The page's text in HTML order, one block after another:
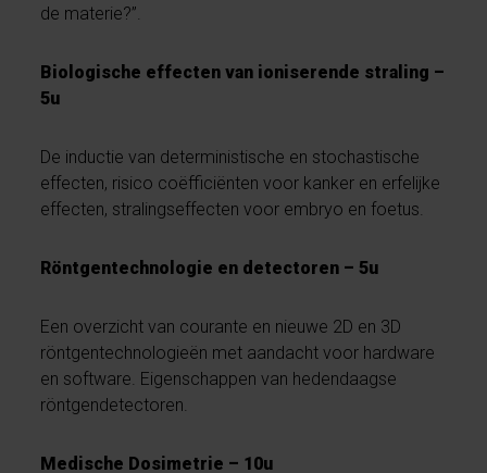
de materie?”.
Biologische effecten van ioniserende straling –
5u
De inductie van deterministische en stochastische
effecten, risico coëfficiënten voor kanker en erfelijke
effecten, stralingseffecten voor embryo en foetus.
Röntgentechnologie en detectoren – 5u
Een overzicht van courante en nieuwe 2D en 3D
röntgentechnologieën met aandacht voor hardware
en software. Eigenschappen van hedendaagse
röntgendetectoren.
Medische Dosimetrie – 10u